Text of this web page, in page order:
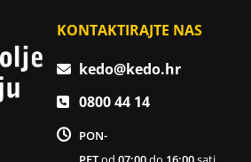
KONTAKTIRAJTE NAS
kedo@kedo.hr
0800 44 14
PON-